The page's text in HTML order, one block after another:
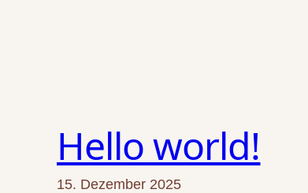
Hello world!
15. Dezember 2025